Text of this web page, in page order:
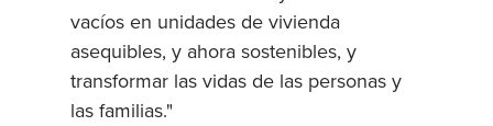
vacíos en unidades de vivienda
asequibles, y ahora sostenibles, y
transformar las vidas de las personas y
las familias."